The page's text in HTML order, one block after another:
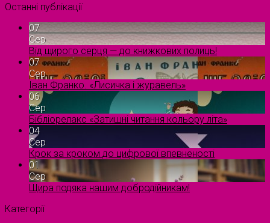
Останні публікації
07
Сер
Від щирого серця — до книжкових полиць!
07
Сер
Іван Франко. «Лисичка і журавель»
06
Сер
Бібліорелакс «Затишні читання кольору літа»
04
Сер
Крок за кроком до цифрової впевненості
01
Сер
Щира подяка нашим добродійникам!
Категорії